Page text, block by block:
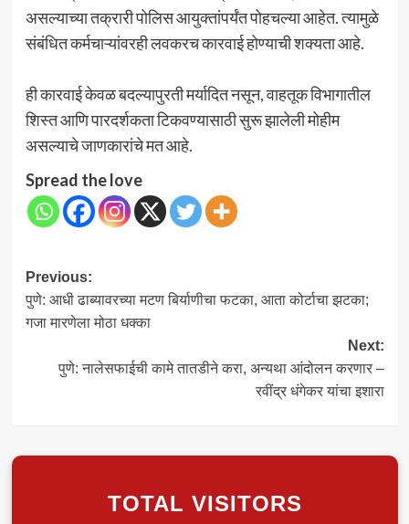
असल्याच्या तक्रारी पोलिस आयुक्तांपर्यंत पोहचल्या आहेत. त्यामुळे
संबंधित कर्मचाऱ्यांवरही लवकरच कारवाई होण्याची शक्यता आहे.
ही कारवाई केवळ बदल्यापुरती मर्यादित नसून, वाहतूक विभागातील
शिस्त आणि पारदर्शकता टिकवण्यासाठी सुरू झालेली मोहीम
असल्याचे जाणकारांचे मत आहे.
Spread the love
Post
navigation
Previous:
पुणे: आधी ढाब्यावरच्या मटण बिर्याणीचा फटका, आता कोर्टाचा झटका;
गजा मारणेला मोठा धक्का
Next:
पुणे: नालेसफाईची कामे तातडीने करा, अन्यथा आंदोलन करणार –
रवींद्र धंगेकर यांचा इशारा
TOTAL VISITORS